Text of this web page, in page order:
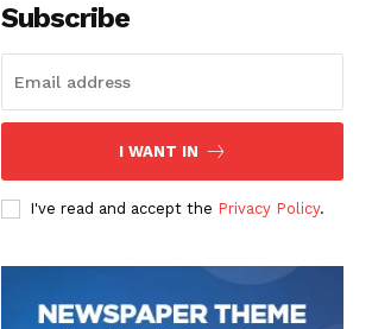
Subscribe
I WANT IN
I've read and accept the Privacy Policy.